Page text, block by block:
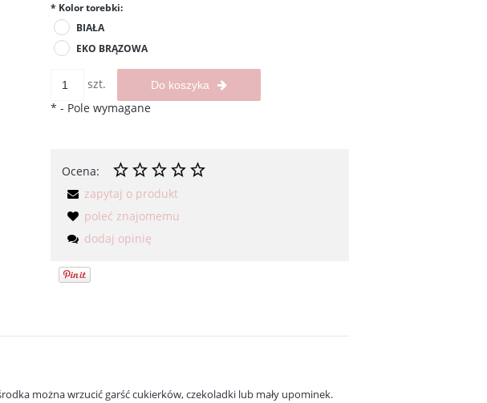
* Kolor torebki:
BIAŁA
EKO BRĄZOWA
szt. Do koszyka
* - Pole wymagane
Ocena:
zapytaj o produkt
poleć znajomemu
dodaj opinię
można wrzucić garść cukierków, czekoladki lub mały upominek.